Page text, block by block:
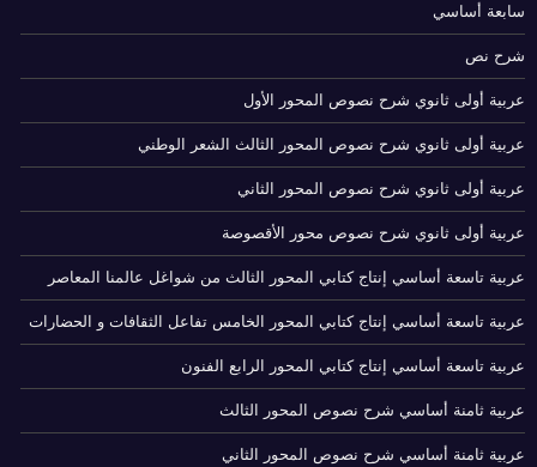
سابعة أساسي
شرح نص
عربية أولى ثانوي شرح نصوص المحور الأول
عربية أولى ثانوي شرح نصوص المحور الثالث الشعر الوطني
عربية أولى ثانوي شرح نصوص المحور الثاني
عربية أولى ثانوي شرح نصوص محور الأقصوصة
عربية تاسعة أساسي إنتاج كتابي المحور الثالث من شواغل عالمنا المعاصر
عربية تاسعة أساسي إنتاج كتابي المحور الخامس تفاعل الثقافات و الحضارات
عربية تاسعة أساسي إنتاج كتابي المحور الرابع الفنون
عربية ثامنة أساسي شرح نصوص المحور الثالث
عربية ثامنة أساسي شرح نصوص المحور الثاني